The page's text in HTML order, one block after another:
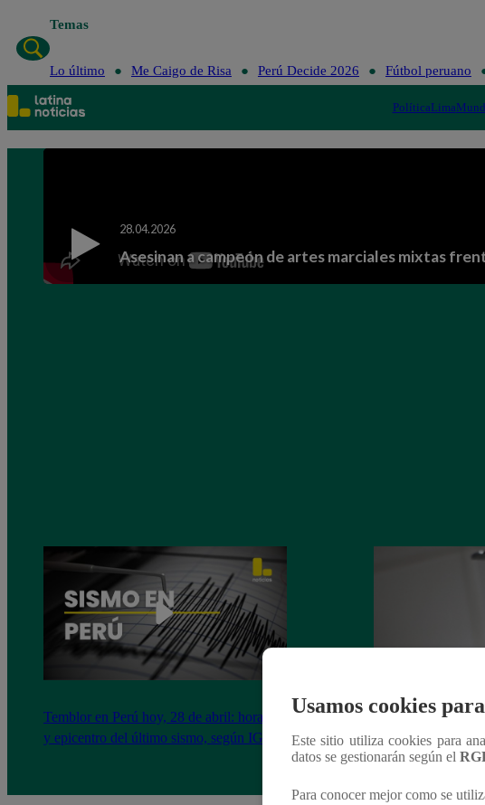
Temas
Lo último Me Caigo de Risa Perú Decide 2026 Fútbol peruano
PolíticaLima
Temblor en Perú hoy, 28 de abril: horario
y epicentro del último sismo, según IGP
Corte de agua
distritos afectados
Sedapal
Usamos cookies
Este sitio utiliza cookies para
datos se gestionarán según el
Para conocer mejor como se